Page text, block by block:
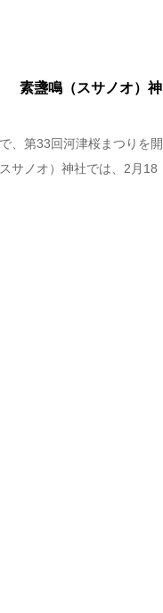
素盞鳴（スサノオ）神
、第33回河津桜まつりを開
サノオ）神社では、2月18